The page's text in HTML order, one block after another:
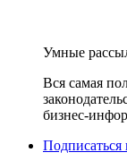
Умные
Вся самая
бизнес-
Подписаться